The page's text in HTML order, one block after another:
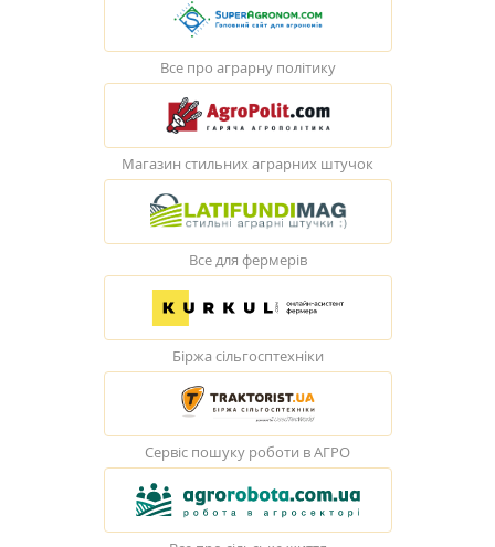
Все про аграрну політику
Магазин стильних аграрних штучок
Все для фермерів
Біржа сільгосптехніки
Сервіс пошуку роботи в АГРО